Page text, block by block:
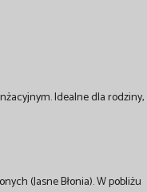
Idealne dla rodziny,
(Jasne Błonia). W pobliżu